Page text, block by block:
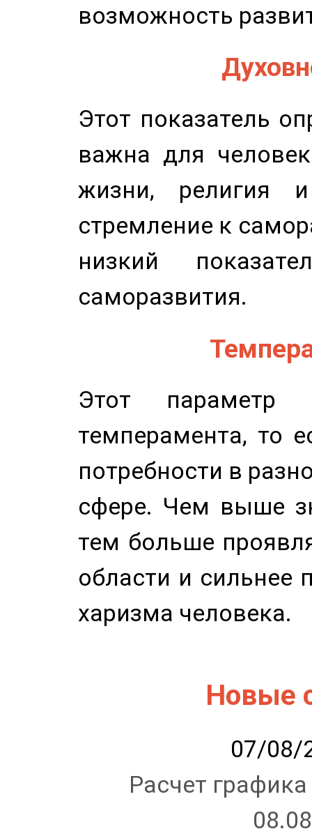
возможность
Этот показатель
важна для
жизни, религия
стремление к
низкий
саморазвития.
Этот параметр
темперамента, то
потребности в
сфере. Чем выше
тем больше
области и сильнее
харизма человека.
Новые
07/08/
Расчет